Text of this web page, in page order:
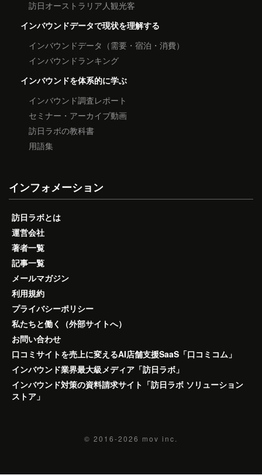
訪日オーストラリア人観光客
インバウンドデータで現状を理解する
インバウンドデータ（需要・宿泊・消費）
インバウンドランキング
インバウンドを体系的に学ぶ
インバウンド調査レポート
セミナー・アーカイブ動画
訪日ラボの教科書
用語集
インフォメーション
訪日ラボとは
運営会社
著者一覧
記事一覧
メールマガジン
利用規約
プライバシーポリシー
私たちと働く（外部サイトへ）
お問い合わせ
口コミサイトを売上に変えるAI店舗支援SaaS「口コミコム」
インバウンド業界最大級メディア「訪日ラボ」
インバウンド対策の資料請求サイト「訪日ラボ ソリューション
ストア」
© 2016-2026 mov inc.